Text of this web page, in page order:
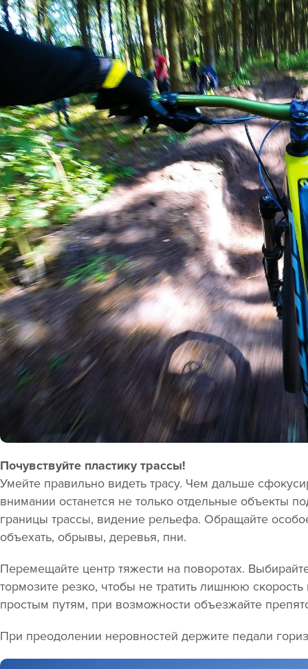
Почувствуйте пластику трассы!
Умейте правильно видеть трасу. Чем дальше
внимании останется не только отдельные объекты
границы трассы, видение рельефа. Обращайте
объехать, обрывы, деревья, пни.
Перемещайте центр тяжести на поворотах.
тормозите резко, чтобы не тратить лишнюю
простым путям, при возможности объезжайте
При преодолении неровностей держите педали